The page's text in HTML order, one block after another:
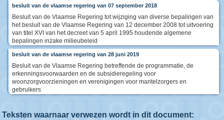
besluit van de vlaamse regering van 07 september 2018
Besluit van de Vlaamse Regering tot wijziging van diverse bepalingen van
het besluit van de Vlaamse Regering van 12 december 2008 tot uitvoering
van titel XVI van het decreet van 5 april 1995 houdende algemene
bepalingen inzake milieubeleid
besluit van de vlaamse regering van 28 juni 2019
Besluit van de Vlaamse Regering betreffende de programmatie, de
erkenningsvoorwaarden en de subsidieregeling voor
woonzorgvoorzieningen en verenigingen voor mantelzorgers en
gebruikers
Teksten waarnaar verwezen wordt in dit document: